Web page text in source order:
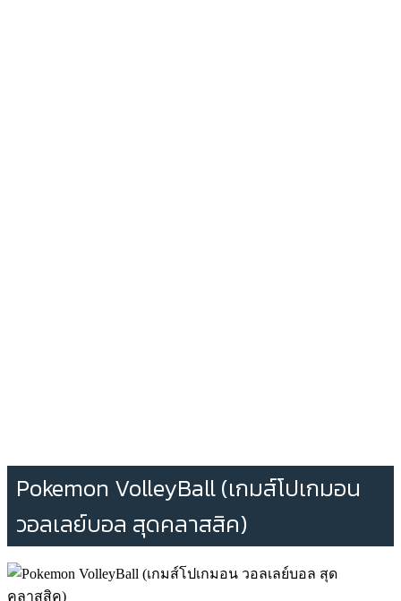
Pokemon VolleyBall (เกมส์โปเกมอน
วอลเลย์บอล สุดคลาสสิค)